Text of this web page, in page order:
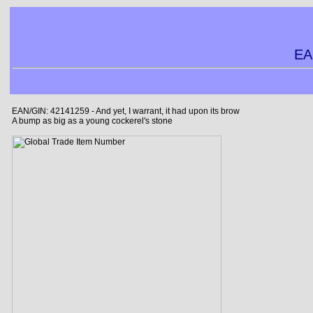
EAN/GIN: 42141259 - And yet, I warrant, it had upon its brow
A bump as big as a young cockerel's stone